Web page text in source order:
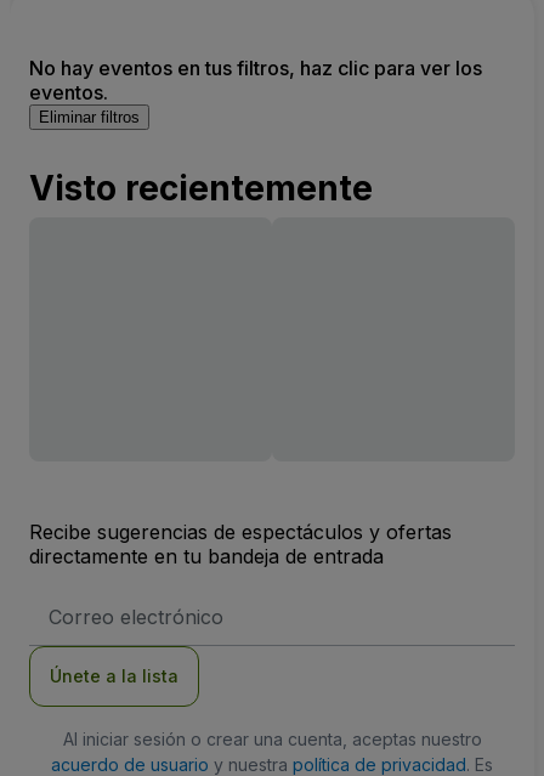
No hay eventos en tus filtros, haz clic para ver los
eventos.
Eliminar filtros
Visto recientemente
Recibe sugerencias de espectáculos y ofertas
directamente en tu bandeja de entrada
de
Únete a la lista
Al iniciar sesión o crear una cuenta, aceptas nuestro
acuerdo de usuario y nuestra política de privacidad. Es